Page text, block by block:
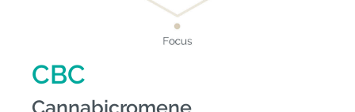
CBC
Cannabicromene